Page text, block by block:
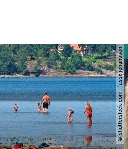
© shutterstock.com | lasse johansson